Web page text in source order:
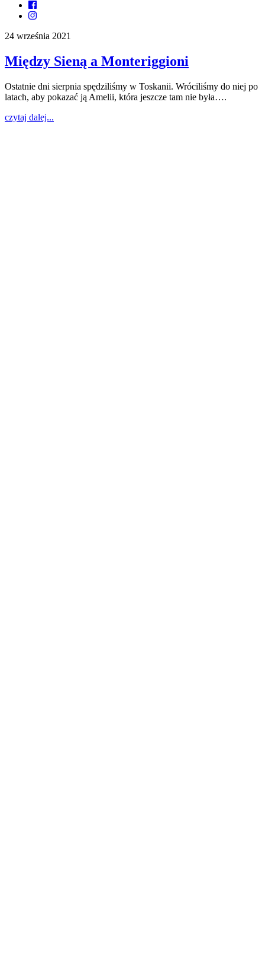
24 września 2021
Między Sieną a Monteriggioni
Ostatnie dni sierpnia spędziliśmy w Toskanii. Wróciliśmy do niej po
latach, aby pokazać ją Amelii, która jeszcze tam nie była….
czytaj dalej...